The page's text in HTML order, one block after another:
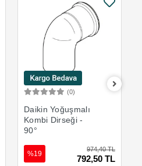
(0)
Daikin Yoğuşmalı
Kombi Dirseği -
90°
974,40 TL
792,50 TL
%19